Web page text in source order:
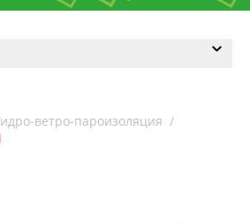
ветро-пароизоляция /